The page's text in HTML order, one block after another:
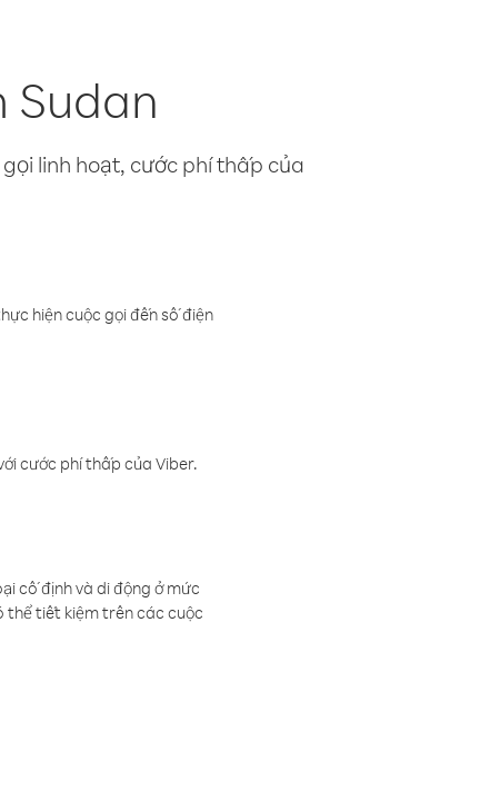
Sudan
linh hoạt, cước phí thấp của
hiện cuộc gọi đến số điện
cước phí thấp của Viber.
cố định và di động ở mức
thể tiết kiệm trên các cuộc